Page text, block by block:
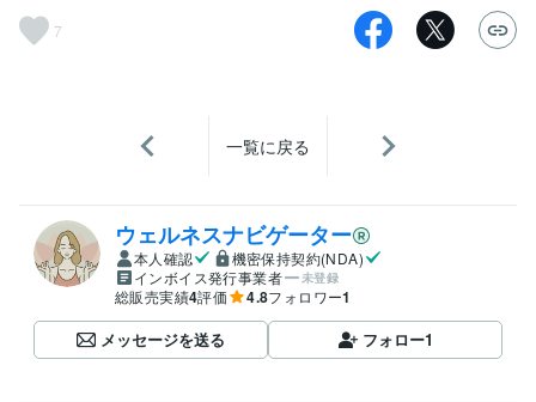
7
一覧に戻る
ウェルネスナビゲーター
本人確認
機密保持契約(NDA)
インボイス発行事業者
未登録
総販売実績4評価 4.8フォロワー1
メッセージを送る フォロー1